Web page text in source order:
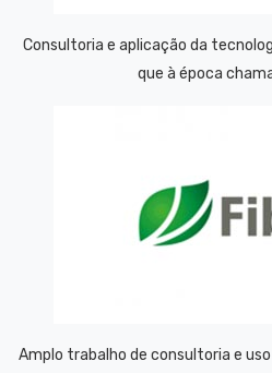
Consultoria e aplicação da
que à época
Amplo trabalho de consultoria e